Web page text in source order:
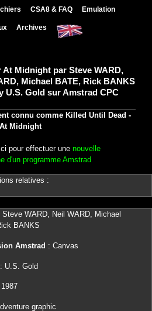
CSA8 & FAQ Emulation
Archives
At Midnight par Steve WARD,
Michael BATE, Rick BANKS
U.S. Gold sur Amstrad CPC
connu comme Killed Until Dead -
Midnight
pour effectuer une nouvelle
d'un programme Amstrad
relatives :
WARD, Neil WARD, Michael
BANKS
Amstrad : Canvas
U.S. Gold
graphic